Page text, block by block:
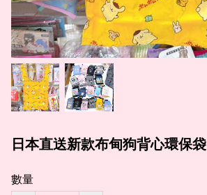
日本直送新款布甸狗背心環保袋
數量